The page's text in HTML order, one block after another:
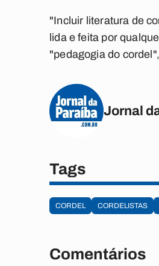
"Incluir literatura de
lida e feita por
"pedagogia do
Jornal
Tags
CORDEL CORDELISTAS
Comentários